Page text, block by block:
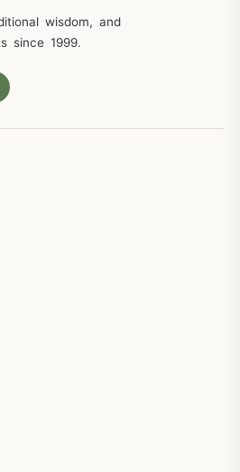
wisdom, and
since 1999.